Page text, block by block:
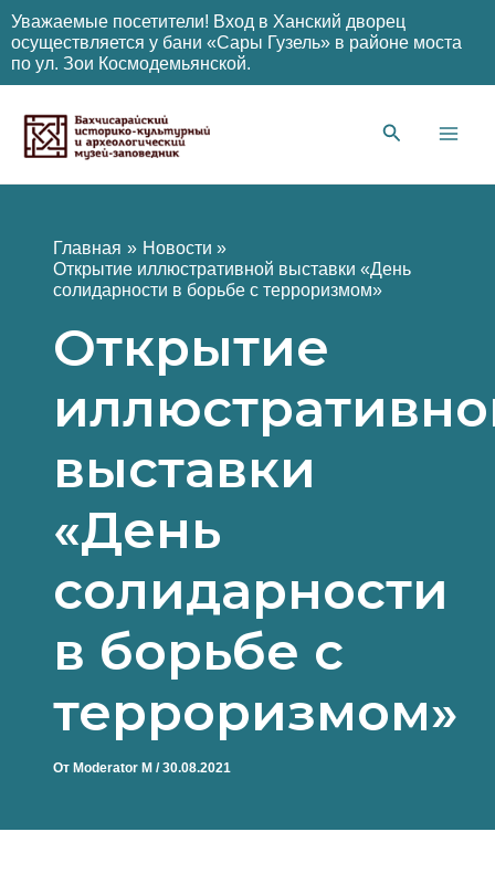
Уважаемые посетители! Вход в Ханский дворец
осуществляется у бани «Сары Гузель» в районе моста
по ул. Зои Космодемьянской.
содержимому
Главная
Новости
Открытие иллюстративной выставки «День
солидарности в борьбе с терроризмом»
Открытие
выставки
«День
солидарности
в борьбе с
терроризмом»
От Moderator M /30.08.2021